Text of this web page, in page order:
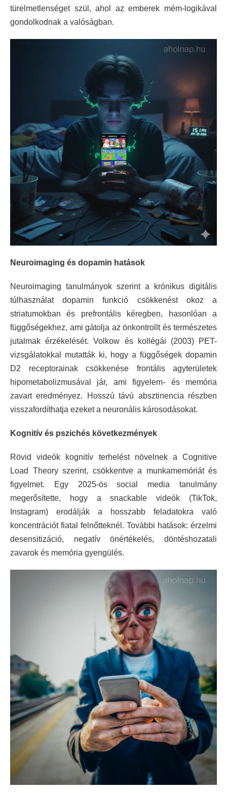
türelmetlenséget szül, ahol az emberek mém-logikával
gondolkodnak a valóságban.​
Neuroimaging és dopamin hatások
Neuroimaging tanulmányok szerint a krónikus digitális
túlhasználat dopamin funkció csökkenést okoz a
striatumokban és prefrontális kéregben, hasonlóan a
függőségekhez, ami gátolja az önkontrollt és természetes
jutalmak érzékelését. Volkow és kollégái (2003) PET-
vizsgálatokkal mutatták ki, hogy a függőségek dopamin
D2 receptorainak csökkenése frontális agyterületek
hipometabolizmusával jár, ami figyelem- és memória
zavart eredményez. Hosszú távú absztinencia részben
visszafordíthatja ezeket a neuronális károsodásokat.​
Kognitív és pszichés következmények
Rövid videók kognitív terhelést növelnek a Cognitive
Load Theory szerint, csökkentve a munkamemóriát és
figyelmet. Egy 2025-ös social media tanulmány
megerősítette, hogy a snackable videók (TikTok,
Instagram) erodálják a hosszabb feladatokra való
koncentrációt fiatal felnőtteknél. További hatások: érzelmi
desensitizáció, negatív önértékelés, döntéshozatali
zavarok és memória gyengülés.​